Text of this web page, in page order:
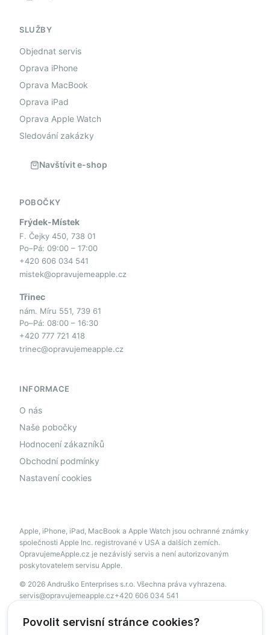
Povolit servisní stránce cookies?
SLUŽBY
Objednat servis
Oprava iPhone
Oprava MacBook
Oprava iPad
Oprava Apple Watch
Sledování zakázky
Navštívit e-shop
POBOČKY
Frýdek-Místek
F. Čejky 450, 738 01
Po–Pá: 09:00 – 17:00
+420 606 034 541
mistek@opravujemeapple.cz
Třinec
nám. Míru 551, 739 61
Po–Pá: 08:00 – 16:30
+420 777 721 418
trinec@opravujemeapple.cz
INFORMACE
O nás
Naše pobočky
Hodnocení zákazníků
Obchodní podmínky
Nastavení cookies
Apple, iPhone, iPad, MacBook a Apple Watch jsou ochranné známky
společnosti Apple Inc. registrované v USA a dalších zemích.
OpravujemeApple.cz je nezávislý servis a není autorizovaným
poskytovatelem servisu Apple.
© 2026 Andruško Enterprises s.r.o. Všechna práva vyhrazena.
servis@opravujemeapple.cz+420 606 034 541